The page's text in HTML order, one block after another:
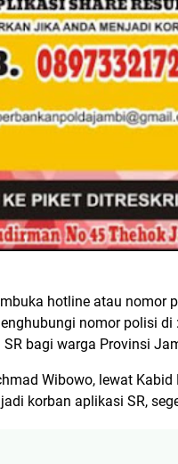
hotline atau nomor
nomor polisi
bagi warga Provinsi
Wibowo, lewat
korban aplikasi SR,